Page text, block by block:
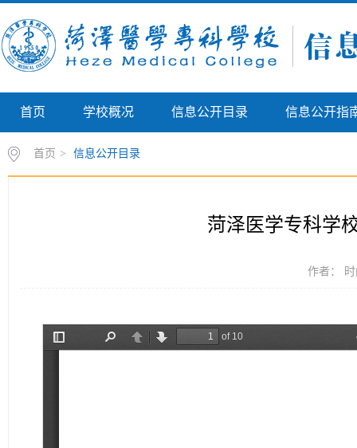
首页 学校概况 信息公开目录 信息公开指
首页 > 信息公开目录
菏泽医学专科学
作者： 时